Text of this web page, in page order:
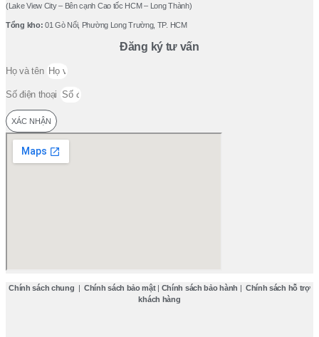
(Lake View City – Bên cạnh Cao tốc HCM – Long Thành)
Tổng kho: 01 Gò Nổi, Phường Long Trường, TP. HCM
Đăng ký tư vấn
Họ và tên
Số điện thoại
XÁC NHẬN
Chính sách chung | Chính sách bảo mật| Chính sách bảo hành | Chính sách hỗ trợ
khách hàng